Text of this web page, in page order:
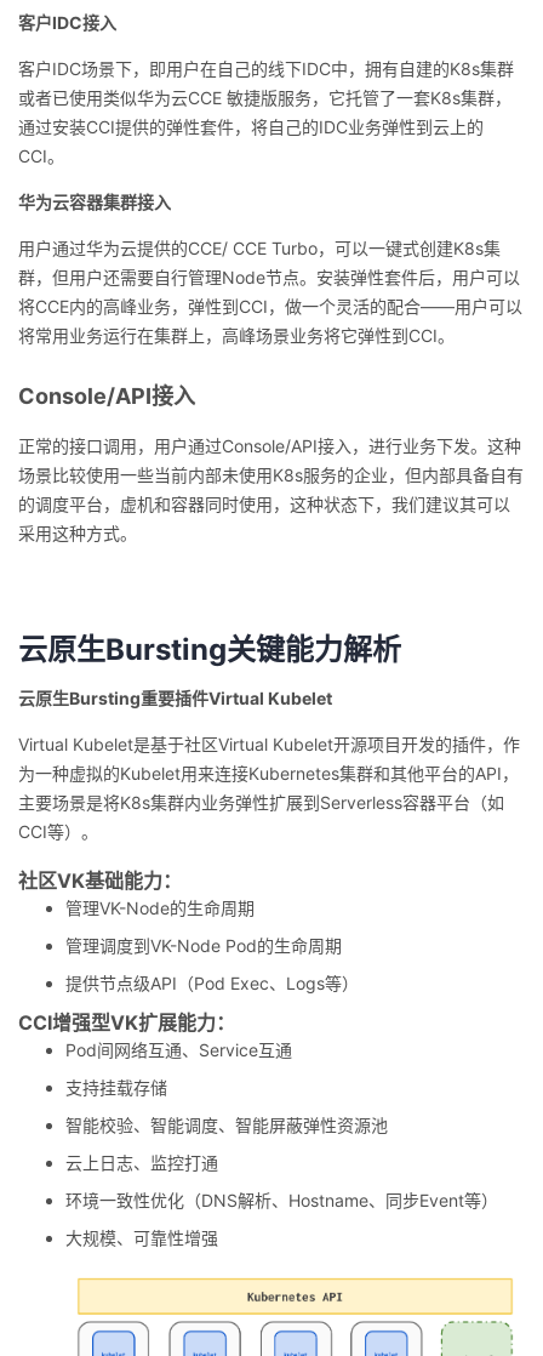
客户IDC接入
客户IDC场景下，即用户在自己的线下IDC中，拥有自建的K8s集群
或者已使用类似华为云CCE 敏捷版服务，它托管了一套K8s集群，
通过安装CCI提供的弹性套件，将自己的IDC业务弹性到云上的
CCI。
华为云容器集群接入
用户通过华为云提供的CCE/ CCE Turbo，可以一键式创建K8s集
群，但用户还需要自行管理Node节点。安装弹性套件后，用户可以
将CCE内的高峰业务，弹性到CCI，做一个灵活的配合——用户可以
将常用业务运行在集群上，高峰场景业务将它弹性到CCI。
Console/API接入
正常的接口调用，用户通过Console/API接入，进行业务下发。这种
场景比较使用一些当前内部未使用K8s服务的企业，但内部具备自有
的调度平台，虚机和容器同时使用，这种状态下，我们建议其可以
采用这种方式。
云原生Bursting关键能力解析
云原生Bursting重要插件Virtual Kubelet
Virtual Kubelet是基于社区Virtual Kubelet开源项目开发的插件，作
为一种虚拟的Kubelet用来连接Kubernetes集群和其他平台的API，
主要场景是将K8s集群内业务弹性扩展到Serverless容器平台（如
CCI等）。
社区VK基础能力：
管理VK-Node的生命周期
管理调度到VK-Node Pod的生命周期
提供节点级API（Pod Exec、Logs等）
CCI增强型VK扩展能力：
Pod间网络互通、Service互通
支持挂载存储
智能校验、智能调度、智能屏蔽弹性资源池
云上日志、监控打通
环境一致性优化（DNS解析、Hostname、同步Event等）
大规模、可靠性增强